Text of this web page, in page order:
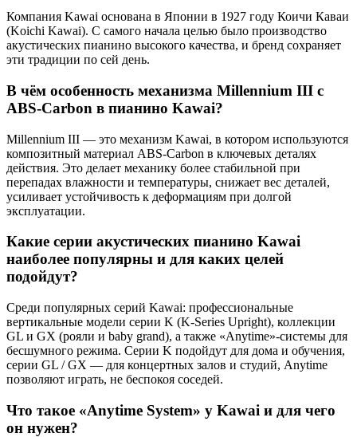
Компания Kawai основана в Японии в 1927 году Коичи Каваи
(Koichi Kawai). С самого начала целью было производство
акустических пианино высокого качества, и бренд сохраняет
эти традиции по сей день.
В чём особенность механизма Millennium III с
ABS-Carbon в пианино Kawai?
Millennium III — это механизм Kawai, в котором используются
композитный материал ABS-Carbon в ключевых деталях
действия. Это делает механику более стабильной при
перепадах влажности и температуры, снижает вес деталей,
усиливает устойчивость к деформациям при долгой
эксплуатации.
Какие серии акустических пианино Kawai
наиболее популярны и для каких целей
подойдут?
Среди популярных серий Kawai: профессиональные
вертикальные модели серии K (K-Series Upright), коллекции
GL и GX (рояли и baby grand), а также «Anytime»-системы для
бесшумного режима. Серии K подойдут для дома и обучения,
серии GL / GX — для концертных залов и студий, Anytime
позволяют играть, не беспокоя соседей.
Что такое «Anytime System» у Kawai и для чего
он нужен?